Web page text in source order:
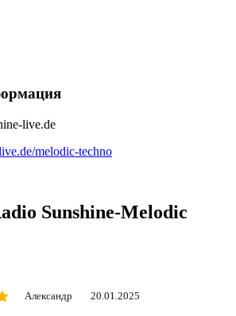
live.de
melodic-techno
Sunshine-Melodic
Александр 20.01.2025